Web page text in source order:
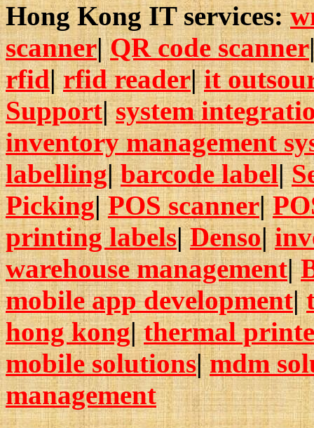
Hong Kong IT services:
scanner|QR code scanner
rfid|rfid reader|it
Support|system
inventory management
labelling|barcode label|
Picking|POS scanner|
printing labels|Denso|
warehouse management|
mobile app development|
hong kong|thermal
mobile solutions|mdm
management